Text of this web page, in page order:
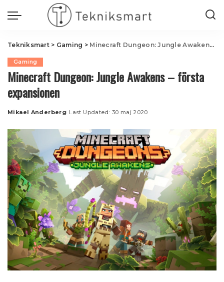
Tekniksmart> Gaming > Minecraft Dungeon: Jungle Awakens – första expansionen
Gaming
Minecraft Dungeon: Jungle Awakens – första
expansionen
Posted
Mikael Anderberg Last Updated: 30 maj 2020